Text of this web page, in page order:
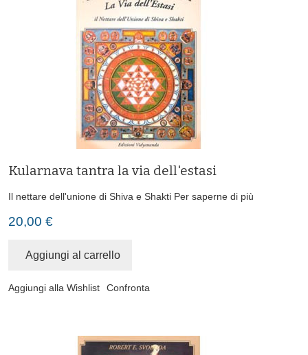
Kularnava tantra la via dell'estasi
Il nettare dell'unione di Shiva e Shakti Per saperne di più
20,00 €
Aggiungi al carrello
Aggiungi alla Wishlist Confronta